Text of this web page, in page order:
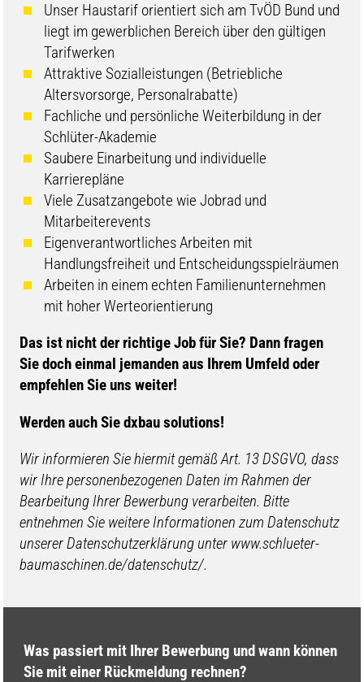
Unser Haustarif orientiert sich am TvÖD Bund und
liegt im gewerblichen Bereich über den gültigen
Tarifwerken
Attraktive Sozialleistungen (Betriebliche
Altersvorsorge, Personalrabatte)
Fachliche und persönliche Weiterbildung in der
Schlüter-Akademie
Saubere Einarbeitung und individuelle
Karrierepläne
Viele Zusatzangebote wie Jobrad und
Mitarbeiterevents
Eigenverantwortliches Arbeiten mit
Handlungsfreiheit und Entscheidungsspielräumen
Arbeiten in einem echten Familienunternehmen
mit hoher Werteorientierung
​​Das ist nicht der richtige Job für Sie? Dann fragen
Sie doch einmal jemanden aus Ihrem Umfeld oder
empfehlen Sie uns weiter!
Werden auch Sie dxbau solutions!
Wir informieren Sie hiermit gemäß Art. 13 DSGVO, dass
wir Ihre personenbezogenen Daten im Rahmen der
Bearbeitung Ihrer Bewerbung verarbeiten. Bitte
entnehmen Sie weitere Informationen zum Datenschutz
unserer Datenschutzerklärung unter www.schlueter-
baumaschinen.de/datenschutz/.
Was passiert mit Ihrer Bewerbung und wann können
Sie mit einer Rückmeldung rechnen?